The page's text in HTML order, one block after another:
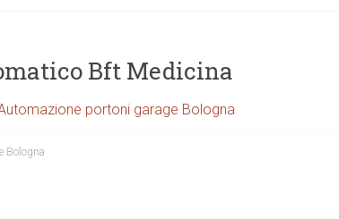
Bft Medicina
portoni garage Bologna
Bologna